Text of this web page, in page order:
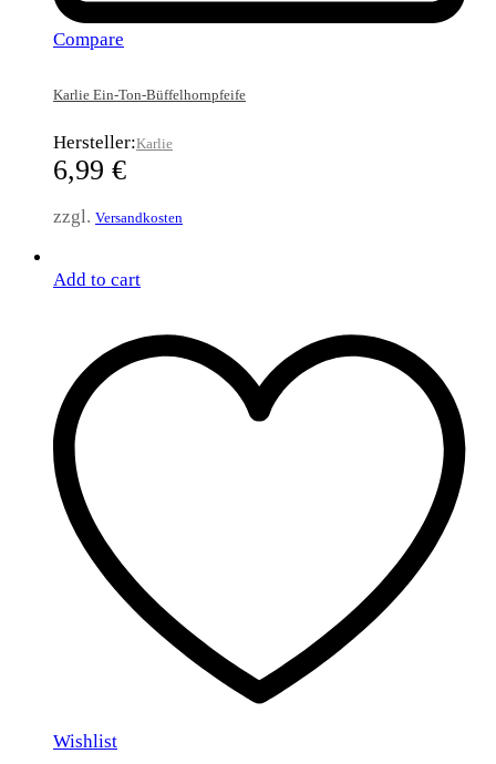
Compare
Karlie Ein-Ton-Büffelhornpfeife
Hersteller:Karlie
6,99 €
zzgl. Versandkosten
Add to cart
Wishlist